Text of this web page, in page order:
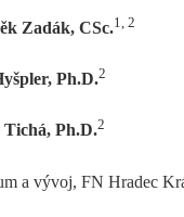
Zadák, CSc.1, 2
Ph.D.2
Ph.D.2
a vývoj, FN Hradec